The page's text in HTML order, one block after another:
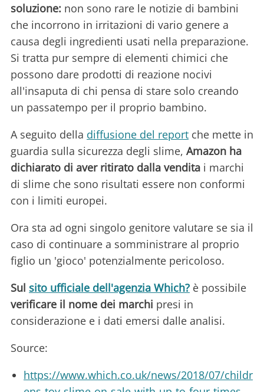
soluzione: non sono rare le notizie di bambini
che incorrono in irritazioni di vario genere a
causa degli ingredienti usati nella preparazione.
Si tratta pur sempre di elementi chimici che
possono dare prodotti di reazione nocivi
all'insaputa di chi pensa di stare solo creando
un passatempo per il proprio bambino.
A seguito della diffusione del report che mette in
guardia sulla sicurezza degli slime, Amazon ha
dichiarato di aver ritirato dalla vendita i marchi
di slime che sono risultati essere non conformi
con i limiti europei.
Ora sta ad ogni singolo genitore valutare se sia il
caso di continuare a somministrare al proprio
figlio un 'gioco' potenzialmente pericoloso.
Sul sito ufficiale dell'agenzia Which? è possibile
verificare il nome dei marchi presi in
considerazione e i dati emersi dalle analisi.
Source:
https://www.which.co.uk/news/2018/07/childr